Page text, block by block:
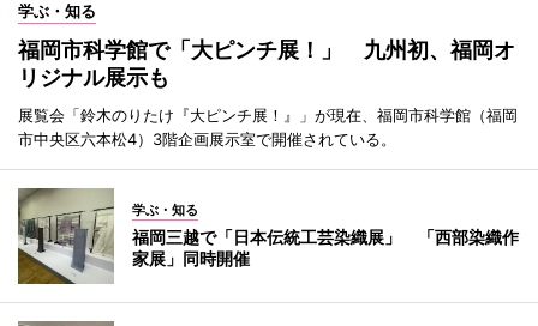
学ぶ・知る
福岡市科学館で「大ピンチ展！」 九州初、福岡オ
リジナル展示も
展覧会「鈴木のりたけ『大ピンチ展！』」が現在、福岡市科学館（福岡
市中央区六本松4）3階企画展示室で開催されている。
学ぶ・知る
福岡三越で「日本伝統工芸染織展」 「西部染織作
家展」同時開催